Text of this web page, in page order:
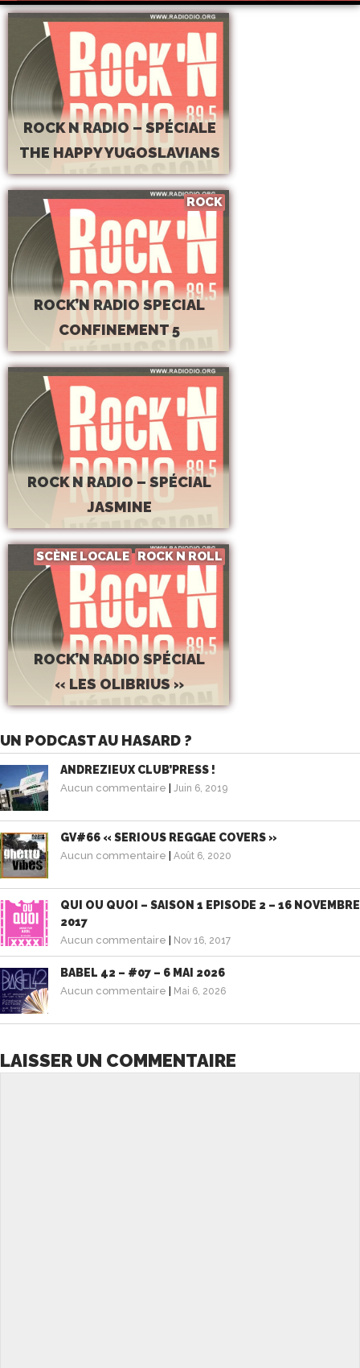
ROCK N RADIO – SPÉCIALE
THE HAPPY YUGOSLAVIANS
ROCK
ROCK’N RADIO SPECIAL
CONFINEMENT 5
ROCK N RADIO – SPÉCIAL
JASMINE
ROCK N ROLL
SCÈNE LOCALE
ROCK’N RADIO SPÉCIAL
« LES OLIBRIUS »
UN PODCAST AU HASARD ?
ANDREZIEUX CLUB’PRESS !
Aucun commentaire Juin 6, 2019
GV#66 « SERIOUS REGGAE COVERS »
Aucun commentaire Août 6, 2020
QUI OU QUOI – SAISON 1 EPISODE 2 – 16 NOVEMBRE
2017
Aucun commentaire Nov 16, 2017
BABEL 42 – #07 – 6 MAI 2026
Aucun commentaire Mai 6, 2026
LAISSER UN COMMENTAIRE